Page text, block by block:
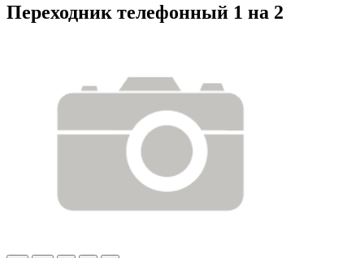
Переходник телефонный 1 на 2